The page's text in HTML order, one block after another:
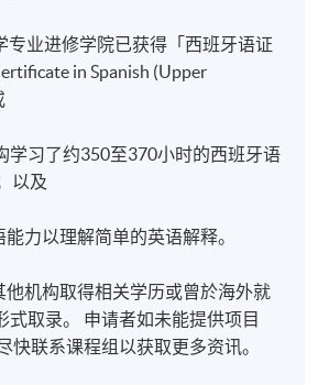
专业进修学院已获得「西班牙语证
in Spanish (Upper
习了约350至370小时的西班牙语
以及
力以理解简单的英语解释。
他机构取得相关学历或曾於海外就
式取录。 申请者如未能提供项目
快联系课程组以获取更多资讯。